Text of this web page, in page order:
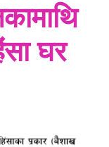
घर